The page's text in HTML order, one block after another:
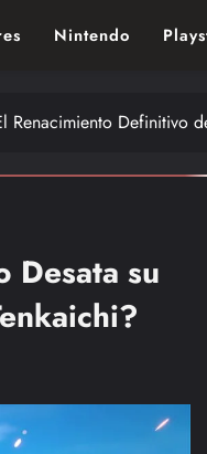
Nintendo
Renacimiento Definitivo
Desata su